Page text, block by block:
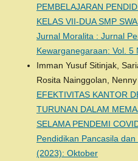
PEMBELAJARAN
KELAS VII-DUA SMP
Jurnal Moralita : Jurnal
Kewarganegaraan: Vol. 5
Imman Yusuf Sitinjak,
Rosita Nainggolan,
EFEKTIVITAS KANTOR
TURUNAN DALAM
SELAMA PENDEMI
Pendidikan Pancasila
(2023): Oktober